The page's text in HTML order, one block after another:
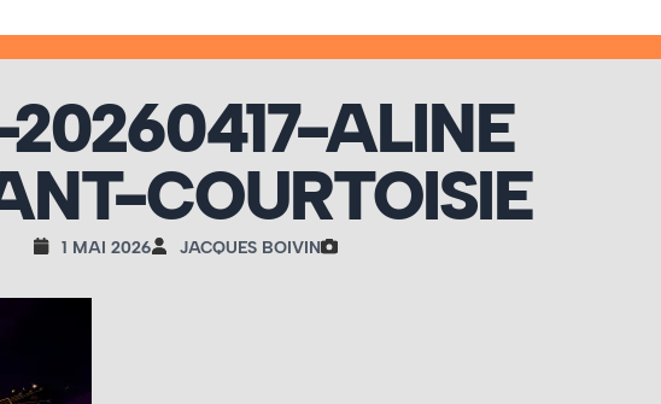
ALINE
COURTOISIE
1 MAI 2026 JACQUES BOIVIN